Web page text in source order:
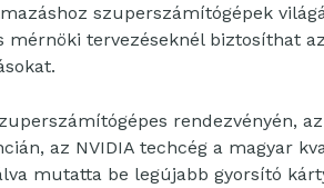
szuperszámítógépek
mérnöki tervezéseknél biztosíthat
rendezvényén,
az NVIDIA techcég a magyar
mutatta be legújabb gyorsító